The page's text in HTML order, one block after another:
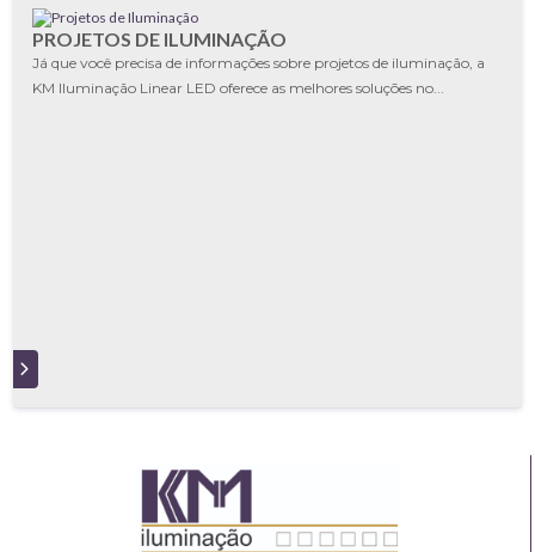
PROJETOS DE ILUMINAÇÃO
Já que você precisa de informações sobre projetos de iluminação, a
KM Iluminação Linear LED oferece as melhores soluções no...